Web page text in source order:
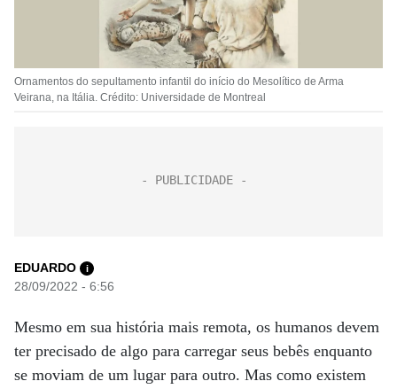
Ornamentos do sepultamento infantil do início do Mesolítico de Arma
Veirana, na Itália. Crédito: Universidade de Montreal
EDUARDO i
28/09/2022 - 6:56
Mesmo em sua história mais remota, os humanos devem
ter precisado de algo para carregar seus bebês enquanto
se moviam de um lugar para outro. Mas como existem